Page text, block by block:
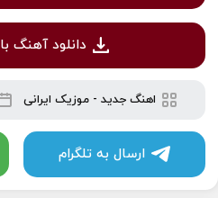
دانلود آهنگ با
اهنگ جدید- موزیک ایرانی
ارسال به تلگرام